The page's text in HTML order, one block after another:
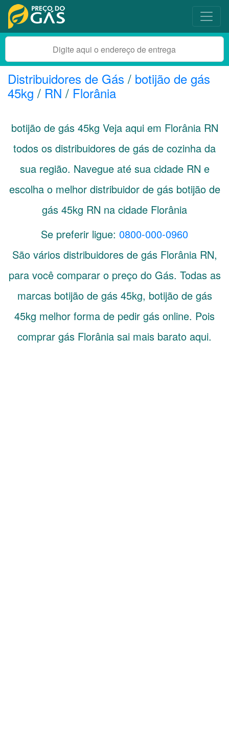
Distribuidores de Gás / botijão de gás
45kg / RN / Florânia
botijão de gás 45kg Veja aqui em Florânia RN
todos os distribuidores de gás de cozinha da
sua região. Navegue até sua cidade RN e
escolha o melhor distribuidor de gás botijão de
gás 45kg RN na cidade Florânia
Se preferir ligue: 0800-000-0960
São vários distribuidores de gás Florânia RN,
para você comparar o preço do Gás. Todas as
marcas botijão de gás 45kg, botijão de gás
45kg melhor forma de pedir gás online. Pois
comprar gás Florânia sai mais barato aqui.